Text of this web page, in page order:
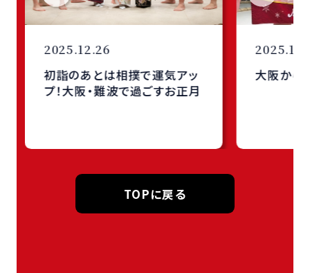
2025.12.26
初詣のあとは相撲で運気アッ
プ！大阪・難波で過ごすお正月
大阪か
TOPに戻る